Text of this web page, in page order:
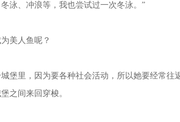
泳、冲浪等，我也尝试过一次冬泳。”
美人鱼呢？
里，因为要各种社会活动，所以她要经常往
之间来回穿梭。